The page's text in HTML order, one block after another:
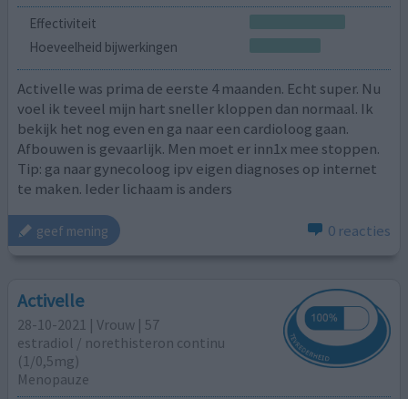
Effectiviteit
Hoeveelheid bijwerkingen
Activelle was prima de eerste 4 maanden. Echt super. Nu
voel ik teveel mijn hart sneller kloppen dan normaal. Ik
bekijk het nog even en ga naar een cardioloog gaan.
Afbouwen is gevaarlijk. Men moet er inn1x mee stoppen.
Tip: ga naar gynecoloog ipv eigen diagnoses op internet
te maken. Ieder lichaam is anders
geef mening 0 reacties
Activelle
28-10-2021 | Vrouw | 57
estradiol / norethisteron continu
(1/0,5mg)
Menopauze